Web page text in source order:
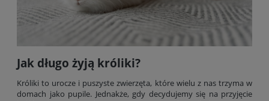
Jak długo żyją króliki?
Króliki to urocze i puszyste zwierzęta, które wielu z nas trzyma w
domach jako pupile. Jednakże, gdy decydujemy się na przyjęcie